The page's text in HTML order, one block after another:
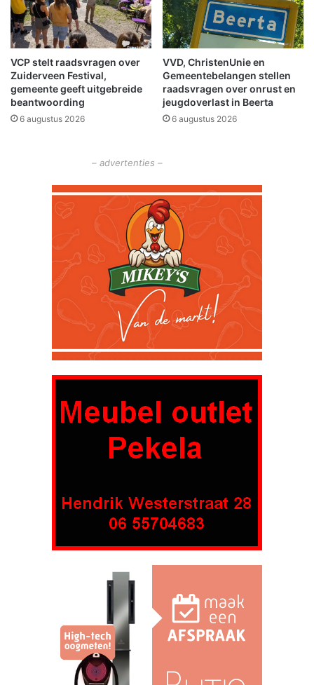
n
o
l
d
VCP stelt raadsvragen over
Zuiderveen Festival,
gemeente geeft uitgebreide
beantwoording
6 augustus 2026
VVD, ChristenUnie en
Gemeentebelangen stellen
raadsvragen over onrust en
jeugdoverlast in Beerta
6 augustus 2026
– advertenties –